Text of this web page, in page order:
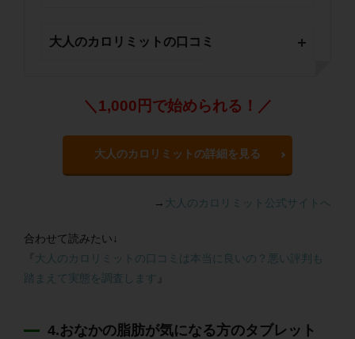
大人のカロリミットの口コミ
＼1,000円で始められる！／
大人のカロリミットの詳細を見る
→ 大人のカロリミット公式サイトへ
合わせて読みたい↓
大人のカロリミットの口コミは本当に良いの？悪い評判も
踏まえて実態を調査します
4.おなかの脂肪が気になる方のタブレット